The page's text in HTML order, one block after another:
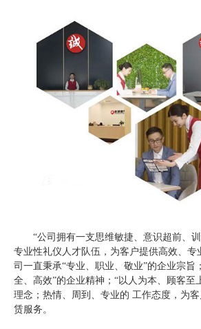
“公司拥有一支思维敏捷、意识超前、
专业性礼仪人才队伍，为客户提供高效、专
司一直秉承“专业、职业、敬业”的企业宗旨
全、高效”的企业精神；“以人为本、顾客至
理念；热情、周到、专业的 工作态度，为
赁服务。